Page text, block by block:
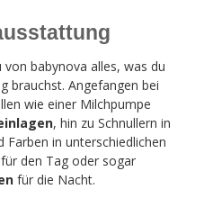
babynova alles, was du
brauchst. Angefangen bei
wie einer Milchpumpe
, hin zu Schnullern in
Farben in unterschiedlichen
den Tag oder sogar
für die Nacht.